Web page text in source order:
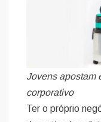
Jovens apostam
corporativo
Ter o próprio